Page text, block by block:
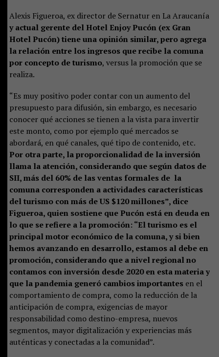
Alexis Figueroa, ex director de Sernatur en La Araucanía
y actual gerente del Hotel Enjoy Pucón (ex Gran
Hotel Pucón) tiene una opinión similar, pero agrega
la relación entre los ingresos que recibe la comuna
por concepto de turismo, versus la promoción que se
realiza.
“Es muy positivo poder contar con un aumento del
presupuesto para difusión, sin embargo, es necesario
conocer qué acciones se tienen a la vista para invertir
este monto, como por ejemplo qué mercados se
abordará, en qué canales, qué tipo de contenido, etc.
Por otra parte, la proporcionalidad de la inversión
llama la atención, considerando que según datos de
SII, más del 60% de las ventas formales de la
comuna corresponden a actividades características
del turismo con más de US $120 millones”, dice
Figueroa, quien sostiene que Pucón está en deuda en
lo que se refiere a la promoción: “El turismo es el
principal motor económico de la comuna, y si bien
hemos avanzando en desarrollo, estamos al debe en
promoción, considerando que a nivel regional no
contamos con inversión desde 2020 en esta materia y
que la pandemia generó cambios importantesen el
comportamiento de compra, como la reducción de la
anticipación de compra, exigencias de mayor
responsabilidad como destino-empresa, nuevos
segmentos, mayor digitalización y experiencias más
auténticas y conectadas a la comunidad”.